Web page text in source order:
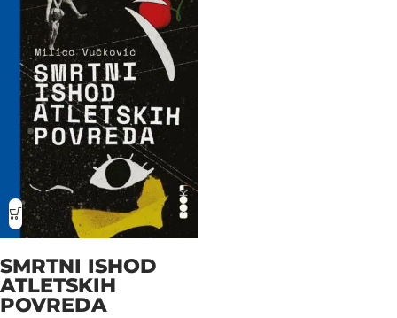
SMRTNI ISHOD
ATLETSKIH
POVREDA